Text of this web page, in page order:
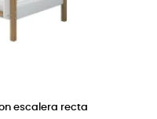
recta Mustard made